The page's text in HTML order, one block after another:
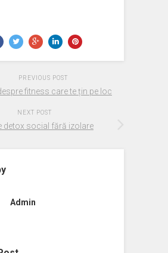
PREVIOUS POST
fitness care te țin pe loc
NEXT POST
detox social fără izolare
Admin